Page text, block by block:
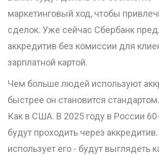
маркетинговый ход, чтобы
сделок. Уже сейчас Сбербанк
аккредитив без комиссии для
зарплатной картой.
Чем больше людей используют
быстрее он становится
Как в США. В 2025 году в России
будут проходить через аккредитив.
использует его - будут выглядеть